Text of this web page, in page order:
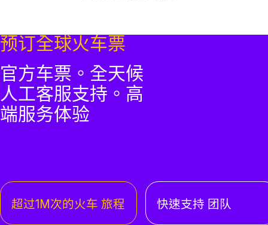
预订全球火车票
官方车票。全天候
人工客服支持。高
端服务体验
超过1M次的火车 旅程 快速支持 团队